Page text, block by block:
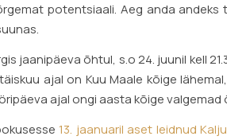
potentsiaali. Aeg anda
jaanipäeva õhtul, s.o 24. juunil kell
ajal on Kuu Maale kõige
ajal ongi aasta kõige valgemad
13. jaanuaril aset leidnud